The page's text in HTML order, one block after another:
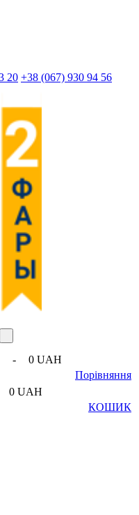
20 +38 (067) 930 94 56
-
0 UAH
Порівняння
0 UAH
КОШИК